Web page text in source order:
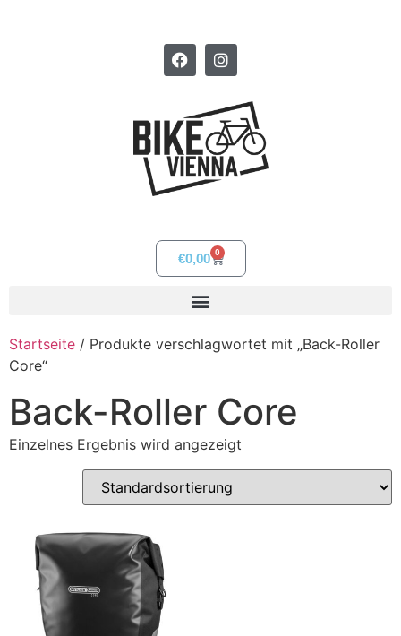
€0,00 0
Startseite / Produkte verschlagwortet mit „Back-Roller
Core“
Back-Roller Core
Einzelnes Ergebnis wird angezeigt